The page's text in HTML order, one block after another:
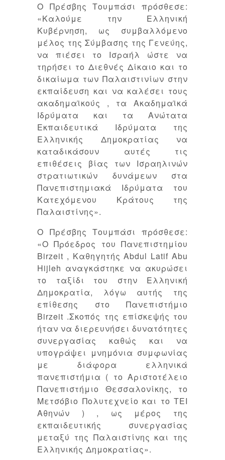
Ο Πρέσβης Τουμπάσι πρόσθεσε:
«Καλούμε την Ελληνική
Κυβέρνηση, ως συμβαλλόμενο
μέλος της Σύμβασης της Γενεύης,
να πιέσει το Ισραήλ ώστε να
τηρήσει το Διεθνές Δίκαιο και το
δικαίωμα των Παλαιστινίων στην
εκπαίδευση και να καλέσει τους
ακαδημαϊκούς , τα Ακαδημαϊκά
Ιδρύματα και τα Ανώτατα
Εκπαιδευτικά Ιδρύματα της
Ελληνικής Δημοκρατίας να
καταδικάσουν αυτές τις
επιθέσεις βίας των Ισραηλινών
στρατιωτικών δυνάμεων στα
Πανεπιστημιακά Ιδρύματα του
Κατεχόμενου Κράτους της
Παλαιστίνης».
Ο Πρέσβης Τουμπάσι πρόσθεσε:
«Ο Πρόεδρος του Πανεπιστημίου
Birzeit , Καθηγητής Abdul Latif Abu
Hijleh αναγκάστηκε να ακυρώσει
το ταξίδι του στην Ελληνική
Δημοκρατία, λόγω αυτής της
επίθεσης στο Πανεπιστήμιο
Birzeit .Σκοπός της επίσκεψής του
ήταν να διερευνήσει δυνατότητες
συνεργασίας καθώς και να
υπογράψει μνημόνια συμφωνίας
με διάφορα ελληνικά
πανεπιστήμια ( το Αριστοτέλειο
Πανεπιστήμιο Θεσσαλονίκης, το
Μετσόβιο Πολυτεχνείο και το ΤΕΙ
Αθηνών ) , ως μέρος της
εκπαιδευτικής συνεργασίας
μεταξύ της Παλαιστίνης και της
Ελληνικής Δημοκρατίας».